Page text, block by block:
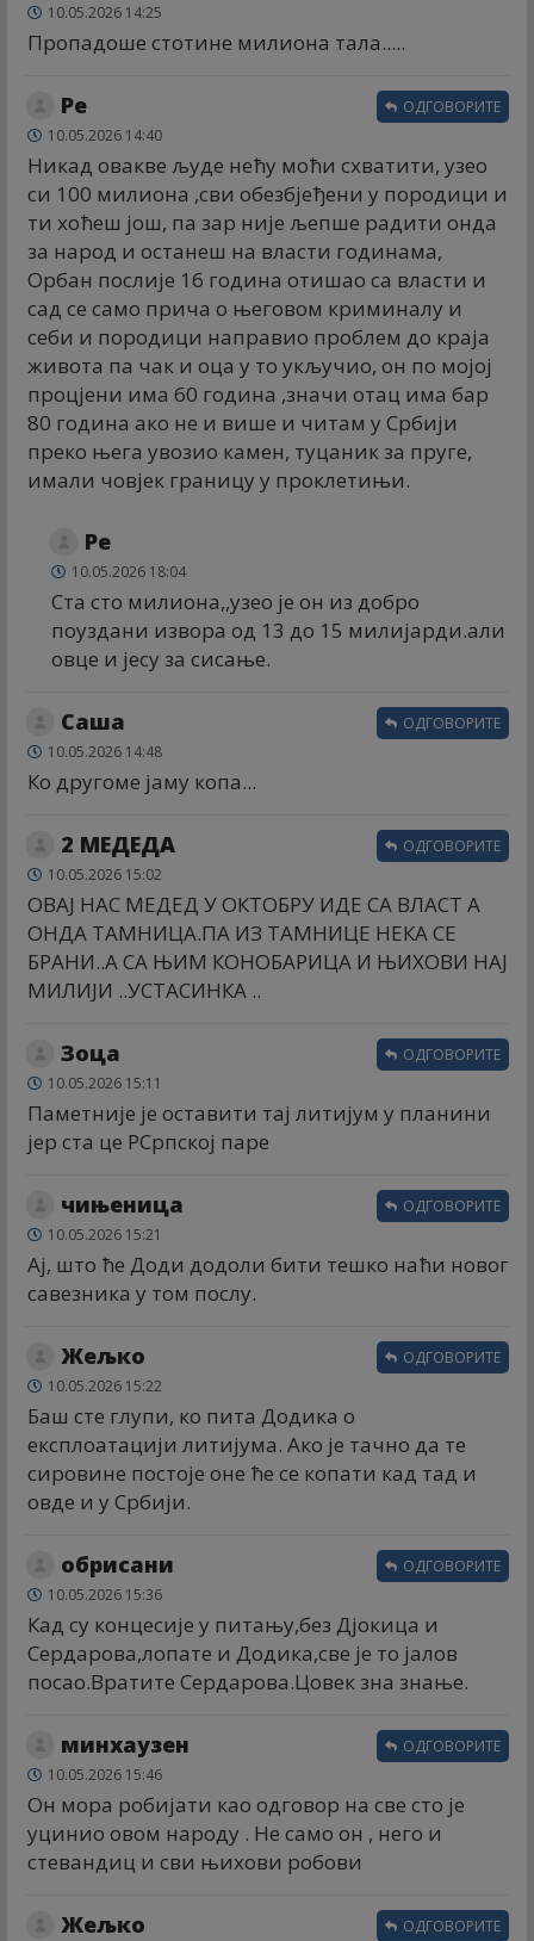
10.05.2026 14:25
Пропадоше стотине милиона тала.....
Ре
10.05.2026 14:40
Никад овакве људе нећу моћи схватити, узео
си 100 милиона ,сви обезбјеђени у породици и
ти хоћеш још, па зар није љепше радити онда
за народ и останеш на власти годинама,
Орбан послије 16 година отишао са власти и
сад се само прича о његовом криминалу и
себи и породици направио проблем до краја
живота па чак и оца у то укључио, он по мојој
процјени има 60 година ,значи отац има бар
80 година ако не и више и читам у Србији
преко њега увозио камен, туцаник за пруге,
имали човјек границу у проклетињи.
ОДГОВОРИТЕ
Ре
10.05.2026 18:04
Ста сто милиона,,узео је он из добро
поуздани извора од 13 до 15 милијарди.али
овце и јесу за сисање.
Саша
10.05.2026 14:48
Ко другоме јаму копа...
ОДГОВОРИТЕ
2 МЕДЕДА
10.05.2026 15:02
ОВАЈ НАС МЕДЕД У ОКТОБРУ ИДЕ СА ВЛАСТ А
ОНДА ТАМНИЦА.ПА ИЗ ТАМНИЦЕ НЕКА СЕ
БРАНИ..А СА ЊИМ КОНОБАРИЦА И ЊИХОВИ НАЈ
МИЛИЈИ ..УСТАСИНКА ..
ОДГОВОРИТЕ
Зоца
10.05.2026 15:11
Паметније је оставити тај литијум у планини
јер ста це РСрпској паре
ОДГОВОРИТЕ
чињеница
10.05.2026 15:21
Ај, што ће Доди додоли бити тешко наћи новог
савезника у том послу.
ОДГОВОРИТЕ
Жељко
10.05.2026 15:22
Баш сте глупи, ко пита Додика о
експлоатацији литијума. Ако је тачно да те
сировине постоје оне ће се копати кад тад и
овде и у Србији.
ОДГОВОРИТЕ
обрисани
10.05.2026 15:36
Кад су концесије у питању,без Дјокица и
Сердарова,лопате и Додика,све је то јалов
посао.Вратите Сердарова.Цовек зна знање.
ОДГОВОРИТЕ
минхаузен
10.05.2026 15:46
Он мора робијати као одговор на све сто је
уцинио овом народу . Не само он , него и
стевандиц и сви њихови робови
ОДГОВОРИТЕ
Жељко ОДГОВОРИТЕ